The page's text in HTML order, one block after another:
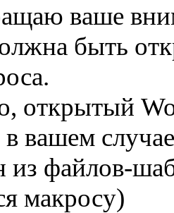
ваше
быть
открытый
вашем
из файлов-
макросу)